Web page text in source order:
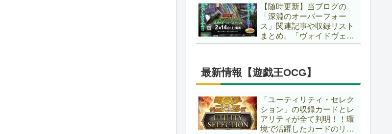
ュエル】
ア仕様が初登場！！そし
て、OCGの大人気テーマ
「霊使い」も同時に実装さ
れています！！【遊戯王ラ
【随時更新】当ブログの
「深淵のオーバーフォー
ス」関連記事や収録リスト
まとめ。「ヴォイドヴェル
グ」や「夢中」、「ラ
「コスモス姫」などの人気
テーマ強化に加え、「冥
跡」もテーマ化です！！
【遊戯王ラッシュデュエ
ル】
最新情報【遊戯王OCG】
「ユーティリティ・セレク
ション」の収録カードとレ
アリティが全て判明！！環
境で活躍したカードのリメ